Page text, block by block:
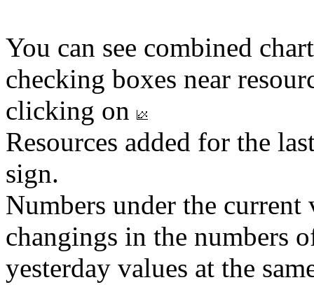
You can see combined
checking boxes near
clicking on
Resources added for the
sign.
Numbers under the
changings in the numbers
yesterday values at the